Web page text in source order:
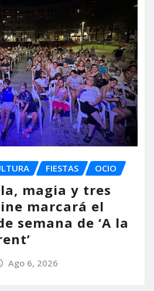
FIESTAS OCIO
magia y tres
marcará el
semana de ‘A la
Ago 6, 2026